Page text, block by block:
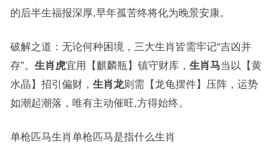
的后半生福报深厚,早年孤苦终将化为晚景安康。
破解之道：无论何种困境，三大生肖皆需牢记“吉凶并
存”。 生肖虎宜用【麒麟瓶】镇守财库， 生肖马当以【黄
水晶】招引偏财， 生肖龙则需【龙龟摆件】压阵，运势
如潮起潮落，唯有主动催旺,方得始终。
单枪匹马生肖单枪匹马是指什么生肖